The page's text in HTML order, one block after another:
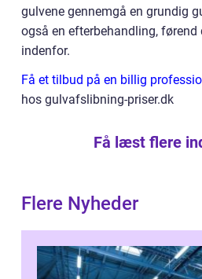
gulvene gennemgå en grundig
også en efterbehandling, førend
indenfor.
Få et tilbud på en billig
hos gulvafslibning-priser.dk
Få læst flere
Flere Nyheder